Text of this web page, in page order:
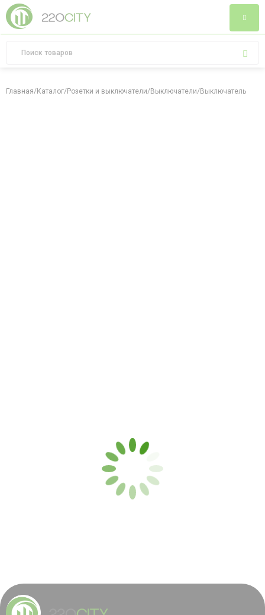
Главная/Каталог/Розетки и выключатели/Выключатели/Выключатель